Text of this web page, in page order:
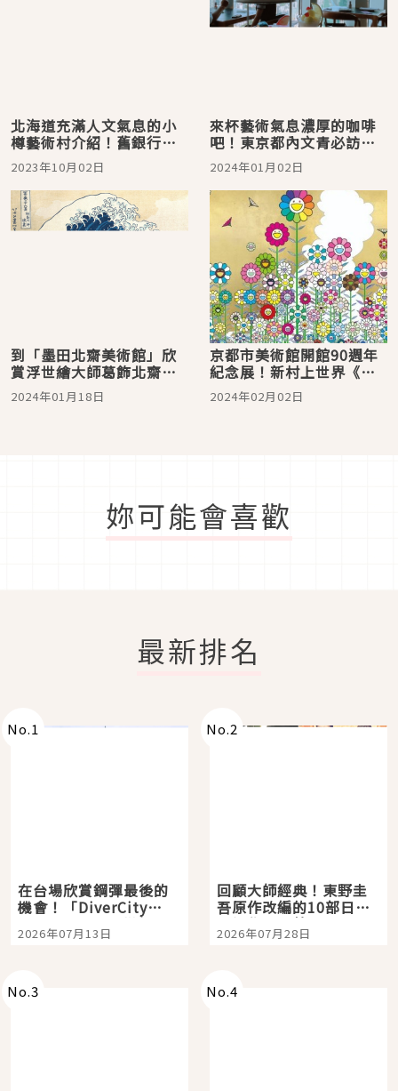
北海道充滿人文氣息的小
樽藝術村介紹！舊銀行、
美術館通票一次逛好逛滿
2023年10月02日
來杯藝術氣息濃厚的咖啡
吧！東京都內文青必訪美
術館咖啡廳五選
2024年01月02日
到「墨田北齋美術館」欣
賞浮世繪大師葛飾北齋筆
下的江戶時代
2024年01月18日
京都市美術館開館90週年
紀念展！新村上世界《村
上隆 靈氣 京都》登場
2024年02月02日
妳可能會喜歡
最新排名
No.1
在台場欣賞鋼彈最後的
機會！「DiverCity
Tokyo Plaza」搭船、
購物、美食及夜景，一
2026年07月13日
No.2
回顧大師經典！東野圭
吾原作改編的10部日本
影視作品推薦
2026年07月28日
No.3 No.4